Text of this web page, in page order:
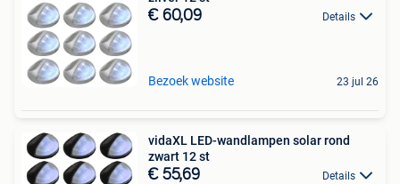
€ 60,09 Details
Bezoek website 23 jul 26
vidaXL LED-wandlampen solar rond
zwart 12 st
€ 55,69 Details